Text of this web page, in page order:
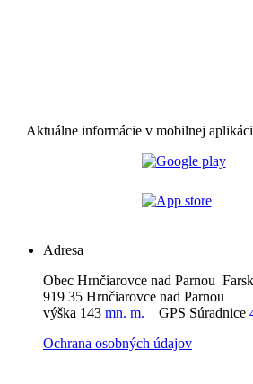
Aktuálne informácie v mobilnej
Adresa
Obec Hrnčiarovce nad Parnou
919 35 Hrnčiarovce nad
výška 143 mn. m. GPS Súradnice
Ochrana osobných údajov